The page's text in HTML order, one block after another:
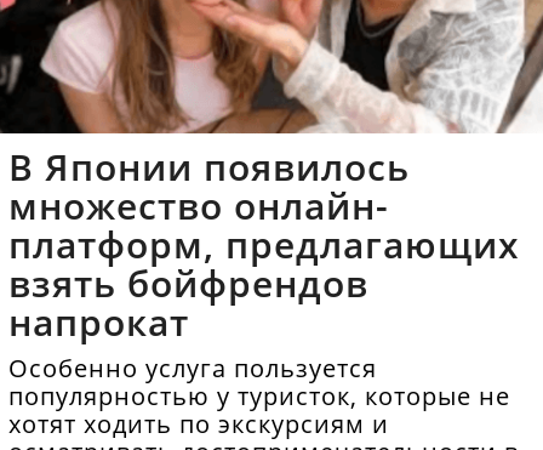
В Японии появилось
множество онлайн-
платформ, предлагающих
взять бойфрендов
напрокат
Особенно услуга пользуется
популярностью у туристок, которые не
хотят ходить по экскурсиям и